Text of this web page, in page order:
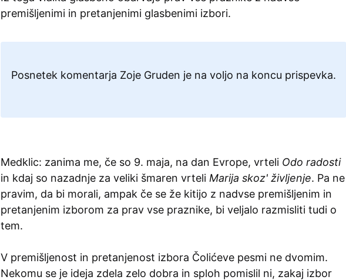
premišljenimi in pretanjenimi glasbenimi izbori.
Posnetek komentarja Zoje Gruden je na voljo na koncu prispevka.
Medklic: zanima me, če so 9. maja, na dan Evrope, vrteli Odo radosti
in kdaj so nazadnje za veliki šmaren vrteli Marija skoz' življenje. Pa ne
pravim, da bi morali, ampak če se že kitijo z nadvse premišljenim in
pretanjenim izborom za prav vse praznike, bi veljalo razmisliti tudi o
tem.
V premišljenost in pretanjenost izbora Čolićeve pesmi ne dvomim.
Nekomu se je ideja zdela zelo dobra in sploh pomislil ni, zakaj izbor